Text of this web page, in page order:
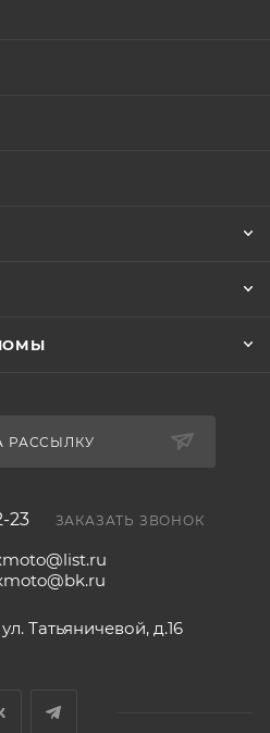
РАССЫЛКУ
23 ЗАКАЗАТЬ ЗВОНОК
Татьяничевой, д.16